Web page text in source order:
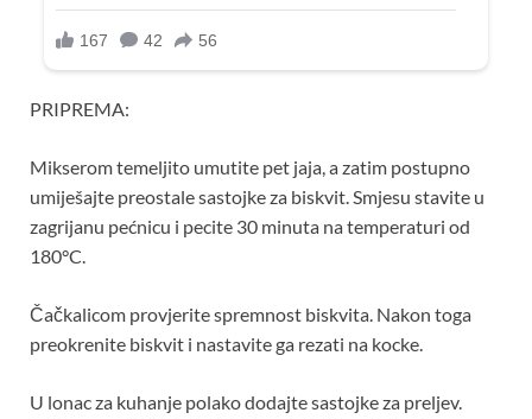
PRIPREMA:
Mikserom temeljito umutite pet jaja, a zatim postupno
umiješajte preostale sastojke za biskvit. Smjesu stavite u
zagrijanu pećnicu i pecite 30 minuta na temperaturi od
180°C.
Čačkalicom provjerite spremnost biskvita. Nakon toga
preokrenite biskvit i nastavite ga rezati na kocke.
U lonac za kuhanje polako dodajte sastojke za preljev.